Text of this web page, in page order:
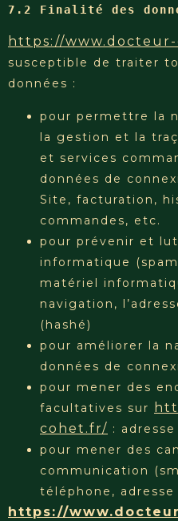
7.2 Finalité des
https://
susceptible de traiter
données :
pour permettre la
la gestion et la
et services
données de
Site, facturation,
commandes, etc.
pour prévenir et
informatique
matériel
navigation,
(hashé)
pour améliorer la
données de
pour mener des
facultatives sur
cohet.fr/ :
pour mener des
communication
téléphone, adresse
https://